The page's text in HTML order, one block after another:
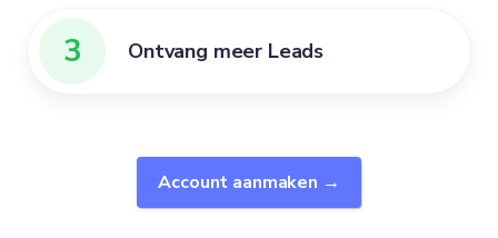
3 Ontvang meer Leads
Account aanmaken →